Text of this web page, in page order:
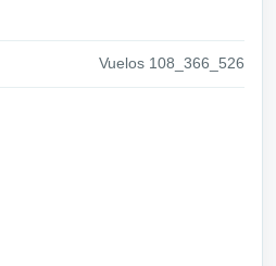
Vuelos 108_366_526